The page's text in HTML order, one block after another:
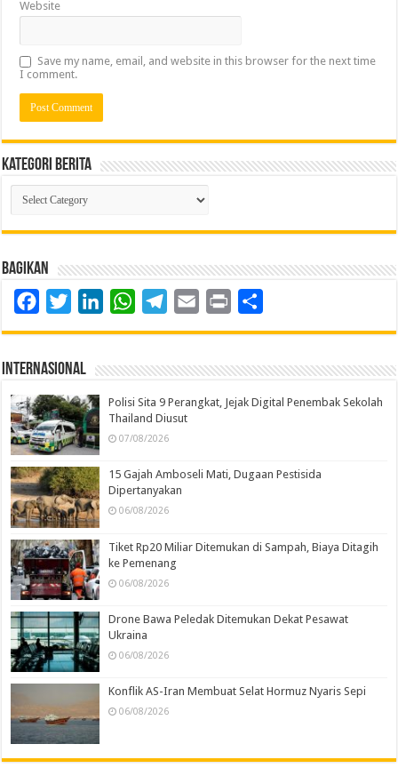
Website
Save my name, email, and website in this browser for the next time
I comment.
Kategori Berita
Kategori
Berita
Bagikan
FacebookTwitterLinkedInWhatsAppTelegram
Email Print
Internasional
Polisi Sita 9 Perangkat, Jejak Digital Penembak Sekolah
Thailand Diusut
07/08/2026
15 Gajah Amboseli Mati, Dugaan Pestisida
Dipertanyakan
06/08/2026
Tiket Rp20 Miliar Ditemukan di Sampah, Biaya Ditagih
ke Pemenang
06/08/2026
Drone Bawa Peledak Ditemukan Dekat Pesawat
Ukraina
06/08/2026
Konflik AS-Iran Membuat Selat Hormuz Nyaris Sepi
06/08/2026